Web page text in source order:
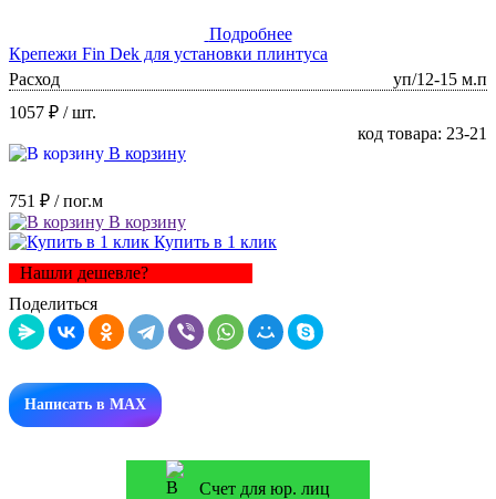
Подробнее
Крепежи Fin Dek для установки плинтуса
Расход
уп/12-15 м.п
1057 ₽ / шт.
код товара: 23-21
В корзину
751 ₽ / пог.м
В корзину
Купить в 1 клик
Нашли дешевле?
Поделиться
Написать в MAX
Счет для юр. лиц